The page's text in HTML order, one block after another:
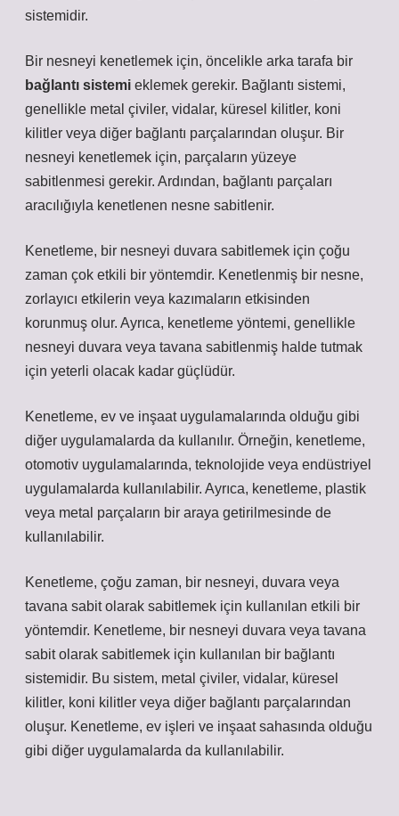
sistemidir.
Bir nesneyi kenetlemek için, öncelikle arka tarafa bir
bağlantı sistemi eklemek gerekir. Bağlantı sistemi,
genellikle metal çiviler, vidalar, küresel kilitler, koni
kilitler veya diğer bağlantı parçalarından oluşur. Bir
nesneyi kenetlemek için, parçaların yüzeye
sabitlenmesi gerekir. Ardından, bağlantı parçaları
aracılığıyla kenetlenen nesne sabitlenir.
Kenetleme, bir nesneyi duvara sabitlemek için çoğu
zaman çok etkili bir yöntemdir. Kenetlenmiş bir nesne,
zorlayıcı etkilerin veya kazımaların etkisinden
korunmuş olur. Ayrıca, kenetleme yöntemi, genellikle
nesneyi duvara veya tavana sabitlenmiş halde tutmak
için yeterli olacak kadar güçlüdür.
Kenetleme, ev ve inşaat uygulamalarında olduğu gibi
diğer uygulamalarda da kullanılır. Örneğin, kenetleme,
otomotiv uygulamalarında, teknolojide veya endüstriyel
uygulamalarda kullanılabilir. Ayrıca, kenetleme, plastik
veya metal parçaların bir araya getirilmesinde de
kullanılabilir.
Kenetleme, çoğu zaman, bir nesneyi, duvara veya
tavana sabit olarak sabitlemek için kullanılan etkili bir
yöntemdir. Kenetleme, bir nesneyi duvara veya tavana
sabit olarak sabitlemek için kullanılan bir bağlantı
sistemidir. Bu sistem, metal çiviler, vidalar, küresel
kilitler, koni kilitler veya diğer bağlantı parçalarından
oluşur. Kenetleme, ev işleri ve inşaat sahasında olduğu
gibi diğer uygulamalarda da kullanılabilir.